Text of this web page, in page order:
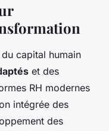
capital humain
et des
RH modernes
intégrée des
des